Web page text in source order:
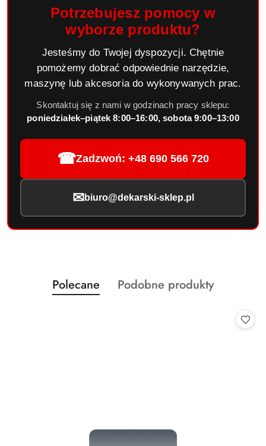
Potrzebujesz pomocy w
wyborze produktu?
Jesteśmy do Twojej dyspozycji. Chętnie
pomożemy dobrać odpowiednie narzędzie,
maszynę lub akcesoria do wykonywanych prac.
Skontaktuj się z nami w godzinach pracy sklepu:
poniedziałek–piątek 8:00–16:00, sobota 9:00–13:00
☎Zadzwoń: +48 690 566 720
✉ biuro@dekarski-sklep.pl
Pomiń karuzelę produktów
Produkty
o
Polecane
Produkty
Podobne produkty